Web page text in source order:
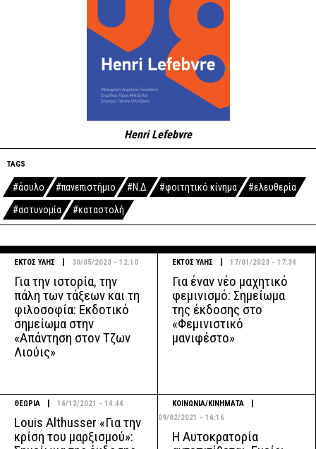
Henri Lefebvre
TAGS
#άσυλο #πανεπιστήμιο #Ν.Δ. #φοιτητικό κίνημα
#ελευθερία
#αστυνομία
#καταστολή
ΕΚΤΟΣ ΥΛΗΣ 30/05/2023 - 12:10
Για την ιστορία, την
πάλη των τάξεων και τη
φιλοσοφία: Εκδοτικό
σημείωμα στην
«Απάντηση στον Τζων
Λιούις»
ΕΚΤΟΣ ΥΛΗΣ 17/01/2023 - 17:34
Για έναν νέο μαχητικό
φεμινισμό: Σημείωμα
της έκδοσης στο
«Φεμινιστικό
μανιφέστο»
ΘΕΩΡΙΑ 16/12/2021 - 14:44
Louis Althusser «Για την
κρίση του μαρξισμού»:
ΚΟΙΝΩΝΙΑ/ΚΙΝΗΜΑΤΑ
09/02/2021 - 16:16
Η Αυτοκρατορία